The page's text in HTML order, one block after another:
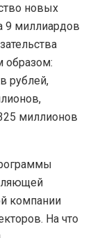
новых
9 миллиардов
образом:
рублей,
миллионов
компании
На что